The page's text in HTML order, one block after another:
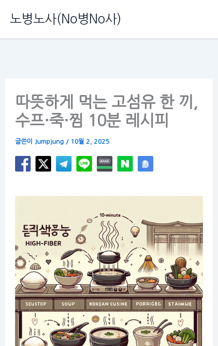
츠
노병노사(No병No사)
따뜻하게 먹는 고섬유 한 끼,
수프·죽·찜 10분 레시피
글쓴이 Jumpjung / 10월 2, 2025